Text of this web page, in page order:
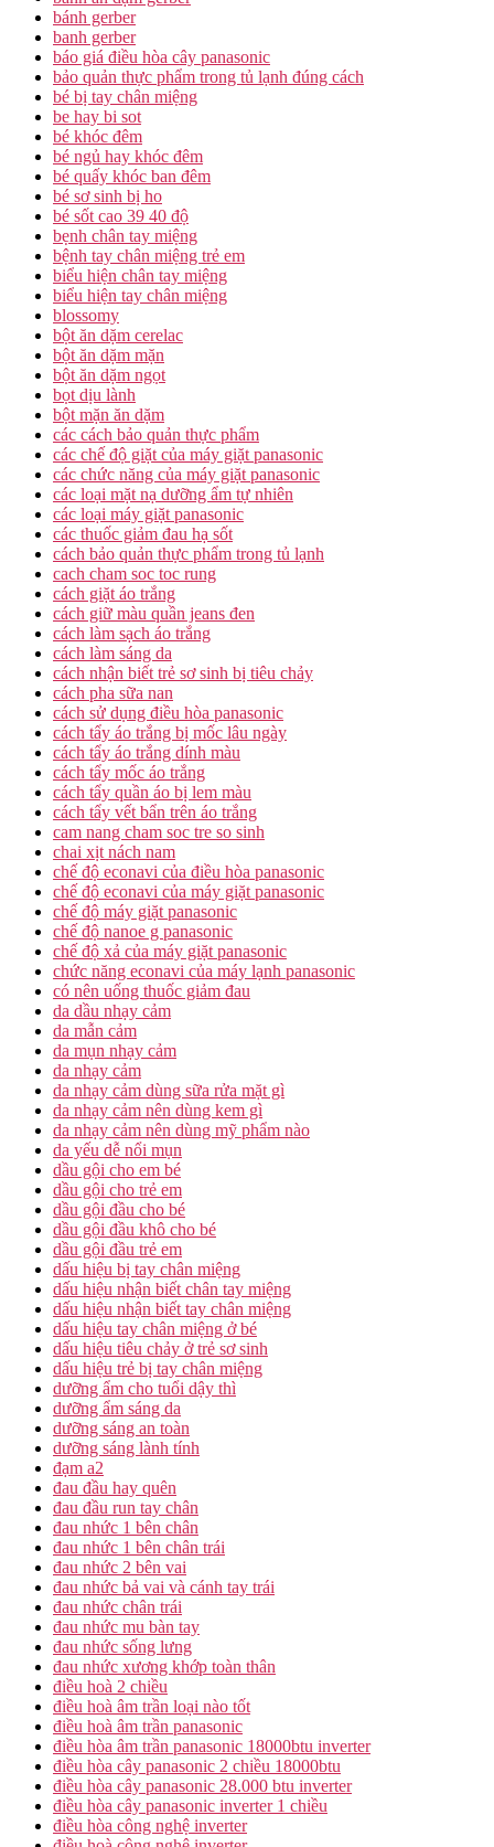
bánh gerber
banh gerber
báo giá điều hòa cây panasonic
bảo quản thực phẩm trong tủ lạnh đúng cách
bé bị tay chân miệng
be hay bi sot
bé khóc đêm
bé ngủ hay khóc đêm
bé quấy khóc ban đêm
bé sơ sinh bị ho
bé sốt cao 39 40 độ
bẹnh chân tay miệng
bệnh tay chân miệng trẻ em
biểu hiện chân tay miệng
biểu hiện tay chân miệng
blossomy
bột ăn dặm cerelac
bột ăn dặm mặn
bột ăn dặm ngọt
bọt dịu lành
bột mặn ăn dặm
các cách bảo quản thực phẩm
các chế độ giặt của máy giặt panasonic
các chức năng của máy giặt panasonic
các loại mặt nạ dưỡng ẩm tự nhiên
các loại máy giặt panasonic
các thuốc giảm đau hạ sốt
cách bảo quản thực phẩm trong tủ lạnh
cach cham soc toc rung
cách giặt áo trắng
cách giữ màu quần jeans đen
cách làm sạch áo trắng
cách làm sáng da
cách nhận biết trẻ sơ sinh bị tiêu chảy
cách pha sữa nan
cách sử dụng điều hòa panasonic
cách tẩy áo trắng bị mốc lâu ngày
cách tẩy áo trắng dính màu
cách tẩy mốc áo trắng
cách tẩy quần áo bị lem màu
cách tẩy vết bẩn trên áo trắng
cam nang cham soc tre so sinh
chai xịt nách nam
chế độ econavi của điều hòa panasonic
chế độ econavi của máy giặt panasonic
chế độ máy giặt panasonic
chế độ nanoe g panasonic
chế độ xả của máy giặt panasonic
chức năng econavi của máy lạnh panasonic
có nên uống thuốc giảm đau
da dầu nhạy cảm
da mẫn cảm
da mụn nhạy cảm
da nhạy cảm
da nhạy cảm dùng sữa rửa mặt gì
da nhạy cảm nên dùng kem gì
da nhạy cảm nên dùng mỹ phẩm nào
da yếu dễ nổi mụn
dầu gội cho em bé
dầu gội cho trẻ em
dầu gội đầu cho bé
dầu gội đầu khô cho bé
dầu gội đầu trẻ em
dấu hiệu bị tay chân miệng
dấu hiệu nhận biết chân tay miệng
dấu hiệu nhận biết tay chân miệng
dấu hiệu tay chân miệng ở bé
dấu hiệu tiêu chảy ở trẻ sơ sinh
dấu hiệu trẻ bị tay chân miệng
dưỡng ẩm cho tuổi dậy thì
dưỡng ẩm sáng da
dưỡng sáng an toàn
dưỡng sáng lành tính
đạm a2
đau đầu hay quên
đau đầu run tay chân
đau nhức 1 bên chân
đau nhức 1 bên chân trái
đau nhức 2 bên vai
đau nhức bả vai và cánh tay trái
đau nhức chân trái
đau nhức mu bàn tay
đau nhức sống lưng
đau nhức xương khớp toàn thân
điều hoà 2 chiều
điều hoà âm trần loại nào tốt
điều hoà âm trần panasonic
điều hòa âm trần panasonic 18000btu inverter
điều hòa cây panasonic 2 chiều 18000btu
điều hòa cây panasonic 28.000 btu inverter
điều hòa cây panasonic inverter 1 chiều
điều hòa công nghệ inverter